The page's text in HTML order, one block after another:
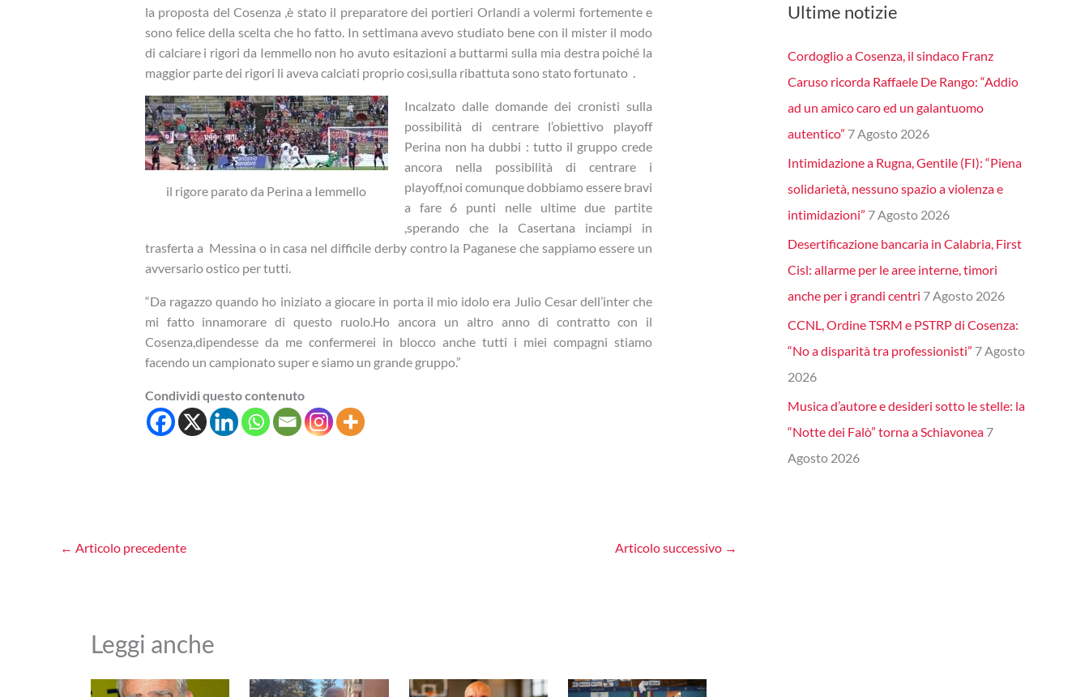
la proposta del Cosenza ,è stato il preparatore dei portieri Orlandi a volermi fortemente e
sono felice della scelta che ho fatto. In settimana avevo studiato bene con il mister il modo
di calciare i rigori da Iemmello non ho avuto esitazioni a buttarmi sulla mia destra poiché la
maggior parte dei rigori li aveva calciati proprio così,sulla ribattuta sono stato fortunato .
il rigore parato da Perina a Iemmello
Incalzato dalle domande dei cronisti sulla
possibilità di centrare l’obiettivo playoff
Perina non ha dubbi : tutto il gruppo crede
ancora nella possibilità di centrare i
playoff,noi comunque dobbiamo essere bravi
a fare 6 punti nelle ultime due partite
,sperando che la Casertana inciampi in
trasferta a Messina o in casa nel difficile derby contro la Paganese che sappiamo essere un
avversario ostico per tutti.
“Da ragazzo quando ho iniziato a giocare in porta il mio idolo era Julio Cesar dell’inter che
mi fatto innamorare di questo ruolo.Ho ancora un altro anno di contratto con il
Cosenza,dipendesse da me confermerei in blocco anche tutti i miei compagni stiamo
facendo un campionato super e siamo un grande gruppo.”
Condividi questo contenuto
← Articolo precedente Articolo successivo →
Leggi anche
Ultime notizie
Cordoglio a Cosenza, il sindaco Franz
Caruso ricorda Raffaele De Rango: “Addio
ad un amico caro ed un galantuomo
autentico” 7 Agosto 2026
Intimidazione a Rugna, Gentile (FI): “Piena
solidarietà, nessuno spazio a violenza e
intimidazioni” 7 Agosto 2026
Desertificazione bancaria in Calabria, First
Cisl: allarme per le aree interne, timori
anche per i grandi centri 7 Agosto 2026
CCNL, Ordine TSRM e PSTRP di Cosenza:
“No a disparità tra professionisti” 7 Agosto
2026
Musica d’autore e desideri sotto le stelle: la
“Notte dei Falò” torna a Schiavonea 7
Agosto 2026